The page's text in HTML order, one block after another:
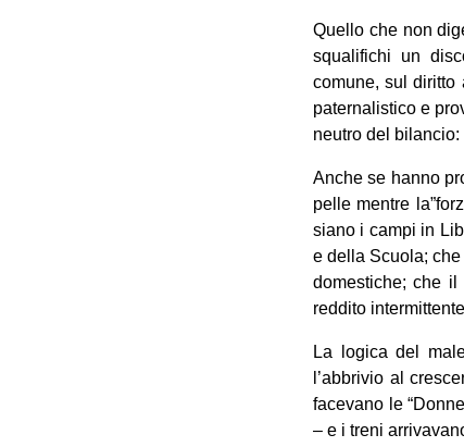
Quello che non
squalifichi un
comune, sul diritto
paternalistico e
neutro del
Anche se hanno
pelle mentre
siano i campi in
e della Scuola;
domestiche; che
reddito
La logica del
l’abbrivio al
facevano le
– e i treni